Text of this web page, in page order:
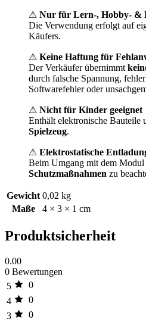
⚠ Nur für Lern-, Hobby- &
Die Verwendung erfolgt auf
Käufers.
⚠ Keine Haftung für
Der Verkäufer übernimmt
durch falsche Spannung,
Softwarefehler oder
⚠ Nicht für Kinder geeignet
Enthält elektronische Bauteile
Spielzeug.
⚠ Elektrostatische
Beim Umgang mit dem Modul
Schutzmaßnahmen zu
Gewicht 0,02 kg
Maße
4 × 3 × 1 cm
Produktsicherheit
0.00
0 Bewertungen
5
0
4
0
3
0